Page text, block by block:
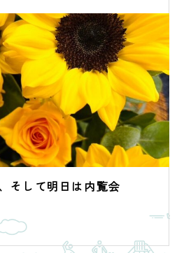
そして明日は内覧会